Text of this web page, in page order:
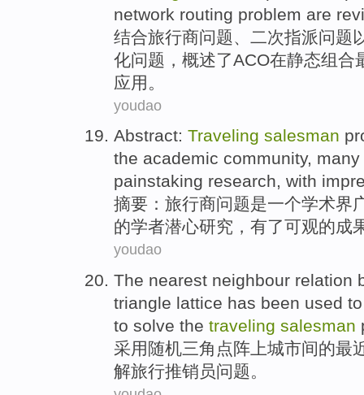
network routing problem are
结合旅行商问题 二次指派问题
化问题，概述了ACO在静态组合
应用 。
youdao
Abstract: Traveling salesman
the academic community, many
painstaking research, with
摘要 ： 旅行商问题是一个学术界
的学者潜心研究 ， 有了可观的成
youdao
The nearest neighbour relation
triangle lattice has been used to
to solve the traveling salesman
采用 随机三角 点阵 上城市间的最
解旅行推销员问题。